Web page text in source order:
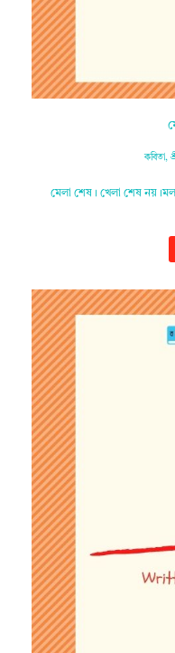
কবিতা,
মেলা শেষ। খেলা শেষ